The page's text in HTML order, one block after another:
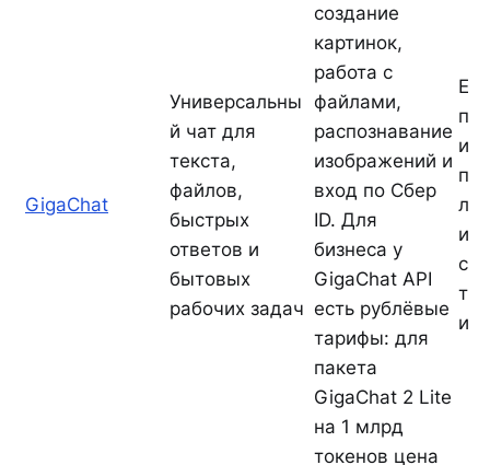
GigaChat
Универсальны
й чат для
текста,
файлов,
быстрых
ответов и
бытовых
рабочих задач
создание
картинок,
работа с
файлами,
распознавание
изображений и
вход по Сбер
ID. Для
бизнеса у
GigaChat API
есть рублёвые
тарифы: для
пакета
GigaChat 2 Lite
на 1 млрд
токенов цена
и